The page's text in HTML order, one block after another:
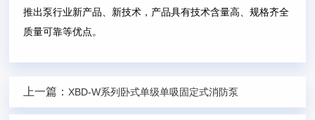
推出泵行业新产品、新技术，产品具有技术含量高、规格齐全
质量可靠等优点。
上一篇： XBD-W系列卧式单级单吸固定式消防泵